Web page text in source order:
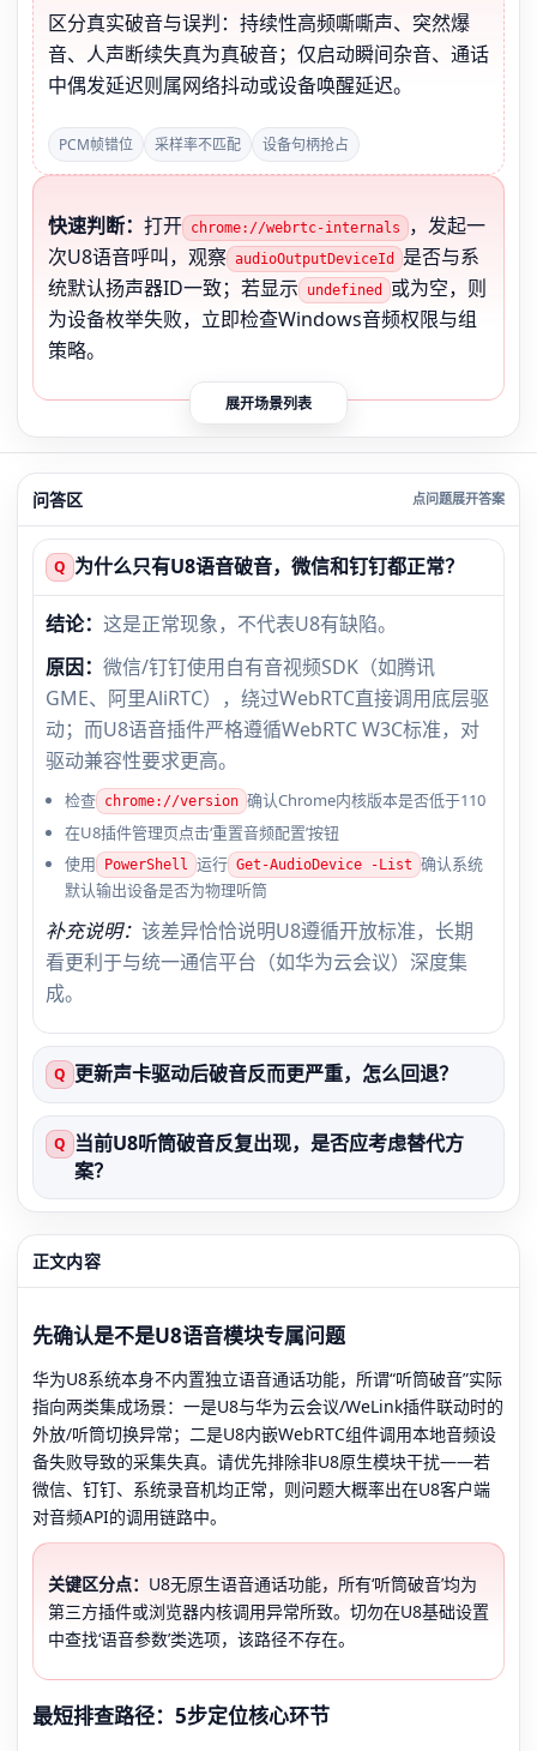
区分真实破音与误判：持续性高频嘶嘶声、突然爆
音、人声断续失真为真破音；仅启动瞬间杂音、通话
中偶发延迟则属网络抖动或设备唤醒延迟。
PCM帧错位 采样率不匹配 设备句柄抢占
快速判断： 打开 chrome://webrtc-internals
，发起一
次U8语音呼叫，观察 audioOutputDeviceId
是否与系
统默认扬声器ID一致；若显示
undefined
或为空，则
为设备枚举失败，立即检查Windows音频权限与组
策略。
展开场景列表
问答区
Q 为什么只有U8语音破音，微信和钉钉都正常？
结论： 这是正常现象，不代表U8有缺陷。
原因： 微信/钉钉使用自有音视频SDK（如腾讯
GME、阿里AliRTC），绕过WebRTC直接调用底层驱
动；而U8语音插件严格遵循WebRTC W3C标准，对
驱动兼容性要求更高。
检查 chrome://version 确认Chrome内核版本是否低于110
在U8插件管理页点击‘重置音频配置’按钮
使用
PowerShell 运行 Get-AudioDevice -List 确认系统
默认输出设备是否为物理听筒
补充说明： 该差异恰恰说明U8遵循开放标准，长期
看更利于与统一通信平台（如华为云会议）深度集
成。
Q 更新声卡驱动后破音反而更严重，怎么回退？
Q 当前U8听筒破音反复出现，是否应考虑替代方
案？
正文内容
先确认是不是U8语音模块专属问题
华为U8系统本身不内置独立语音通话功能，所谓“听筒破音”实际
指向两类集成场景：一是U8与华为云会议/WeLink插件联动时的
外放/听筒切换异常；二是U8内嵌WebRTC组件调用本地音频设
备失败导致的采集失真。请优先排除非U8原生模块干扰——若
微信、钉钉、系统录音机均正常，则问题大概率出在U8客户端
对音频API的调用链路中。
关键区分点： U8无原生语音通话功能，所有‘听筒破音’均为
第三方插件或浏览器内核调用异常所致。切勿在U8基础设置
中查找‘语音参数’类选项，该路径不存在。
最短排查路径：5步定位核心环节